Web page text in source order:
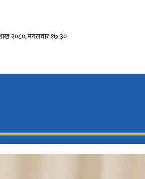
२०८०, मंगलवार १७:३०